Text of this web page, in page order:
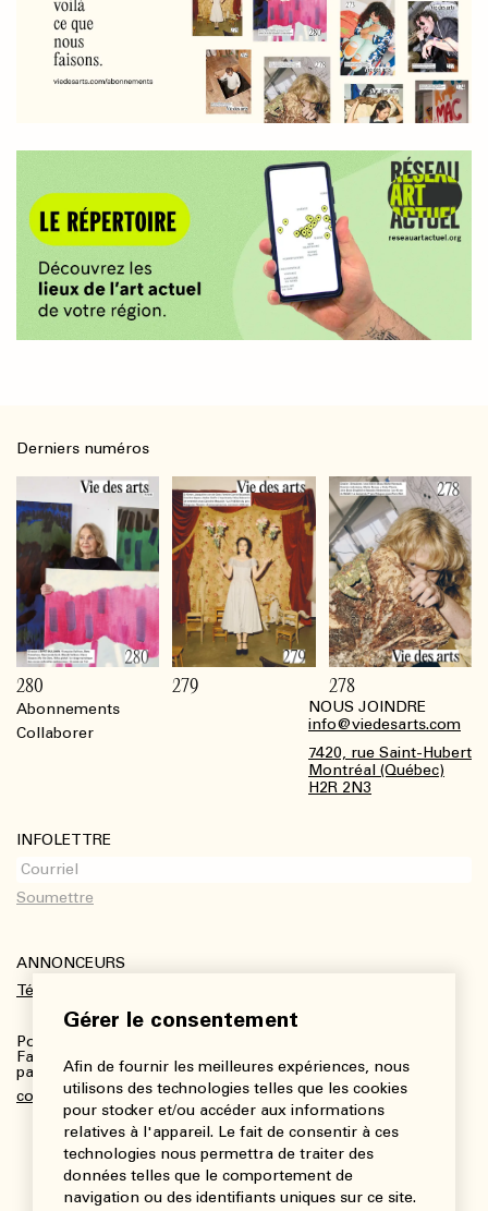
Gérer le consentement
Afin de fournir les meilleures expériences, nous
utilisons des technologies telles que les cookies
pour stocker et/ou accéder aux informations
relatives à l'appareil. Le fait de consentir à ces
technologies nous permettra de traiter des
données telles que le comportement de
navigation ou des identifiants uniques sur ce site.
Abonnements
Collaborer
NOUS JOINDRE
info@viedesarts.com
7420, rue Saint-Hubert
Montréal (Québec)
H2R 2N3
INFOLETTRE
ANNONCEURS
Télécharger le kit média
Pour plus de renseignements :
Fanny Charbonneau, Responsable des communications,
partenariats et publicités
communications@viedesarts.com
Derniers numéros
280 279 278